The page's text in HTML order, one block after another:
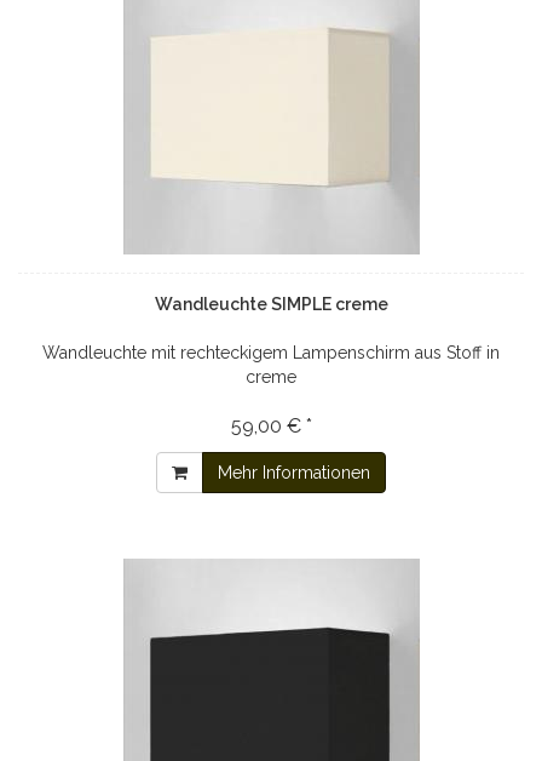
Wandleuchte SIMPLE creme
Wandleuchte mit rechteckigem Lampenschirm aus Stoff in
creme
59,00 € *
Mehr Informationen